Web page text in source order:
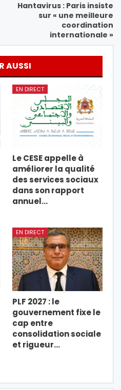
Hantavirus : Paris insiste
sur « une meilleure
coordination
internationale »
AUSSI
EN DIRECT
Le CESE appelle à
améliorer la qualité
des services sociaux
dans son rapport
annuel…
EN DIRECT
PLF 2027 : le
gouvernement fixe le
cap entre
consolidation sociale
et rigueur…